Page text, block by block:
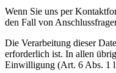
Wenn Sie uns per
den Fall von
Die Verarbeitung dieser
erforderlich ist. In allen
Einwilligung (Art. 6 Abs. 1